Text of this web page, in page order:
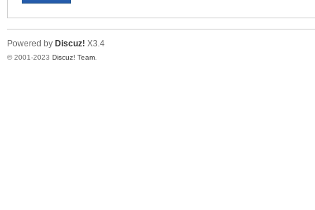
Powered by Discuz! X3.4
© 2001-2023 Discuz! Team